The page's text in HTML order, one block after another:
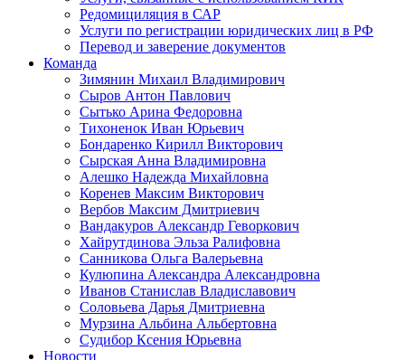
Редомициляция в САР
Услуги по регистрации юридических лиц в РФ
Перевод и заверение документов
Команда
Зимянин Михаил Владимирович
Сыров Антон Павлович
Сытько Арина Федоровна
Тихоненок Иван Юрьевич
Бондаренко Кирилл Викторович
Сырская Анна Владимировна
Алешко Надежда Михайловна
Коренев Максим Викторович
Вербов Максим Дмитриевич
Вандакуров Александр Геворкович
Хайрутдинова Эльза Ралифовна
Санникова Ольга Валерьевна
Кулюпина Александра Александровна
Иванов Станислав Владиславович
Соловьева Дарья Дмитриевна
Мурзина Альбина Альбертовна
Судибор Ксения Юрьевна
Новости